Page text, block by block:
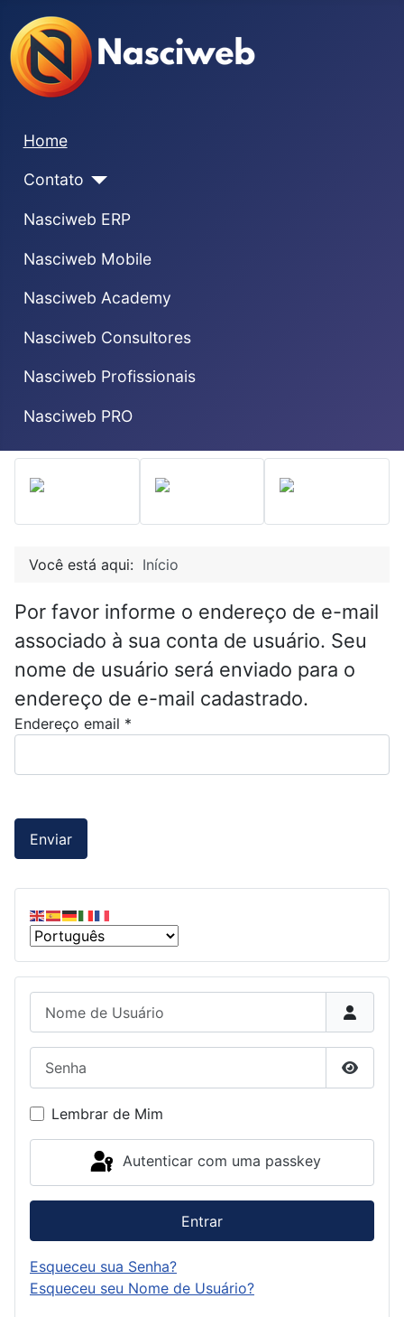
Home
Contato
Nasciweb ERP
Nasciweb Mobile
Nasciweb Academy
Nasciweb Consultores
Nasciweb Profissionais
Nasciweb PRO
Você está aqui: Início
Por favor informe o endereço de e-mail
associado à sua conta de usuário. Seu
nome de usuário será enviado para o
endereço de e-mail cadastrado.
Endereço email *
Enviar
Nome de Usuário
Lembrar de Mim
Autenticar com uma passkey
Entrar
Esqueceu sua Senha?
Esqueceu seu Nome de Usuário?